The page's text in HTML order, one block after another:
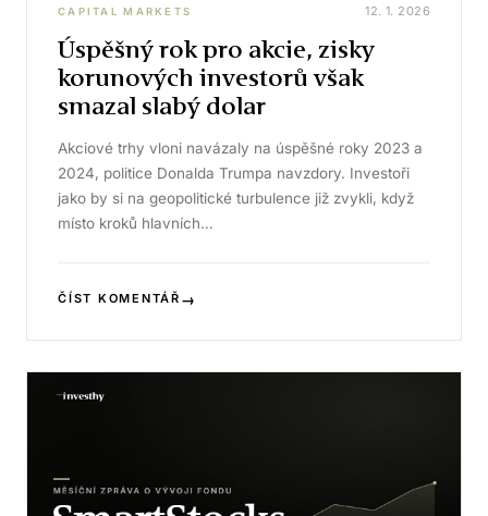
CAPITAL MARKETS 12. 1. 2026
Úspěšný rok pro akcie, zisky
korunových investorů však
smazal slabý dolar
Akciové trhy vloni navázaly na úspěšné roky 2023 a
2024, politice Donalda Trumpa navzdory. Investoři
jako by si na geopolitické turbulence již zvykli, když
místo kroků hlavních…
ČÍST KOMENTÁŘ →